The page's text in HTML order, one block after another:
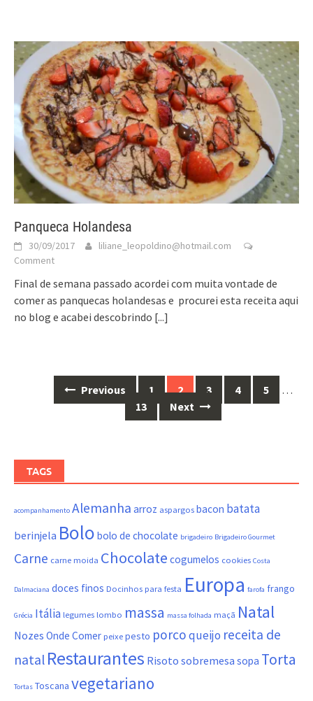
Panqueca Holandesa
30/09/2017
liliane_leopoldino@hotmail.com
Comment
Final de semana passado acordei com muita vontade de
comer as panquecas holandesas e procurei esta receita aqui
no blog e acabei descobrindo [...]
navigation
Previous 1 2 3 4 5
…
13
Next
TAGS
acompanhamento Alemanha arroz aspargos bacon batata
berinjela Bolo bolo de chocolate brigadeiro Brigadeiro Gourmet
Carne carne moida Chocolate cogumelos cookies Costa
Dalmaciana doces finos Docinhos para festa Europa farofa frango
Grécia Itália legumes lombo massa massa folhada maçã Natal
Nozes Onde Comer peixe pesto porcoqueijo receita de
natal Restaurantes Risoto sobremesa sopa Torta
Tortas Toscana vegetariano